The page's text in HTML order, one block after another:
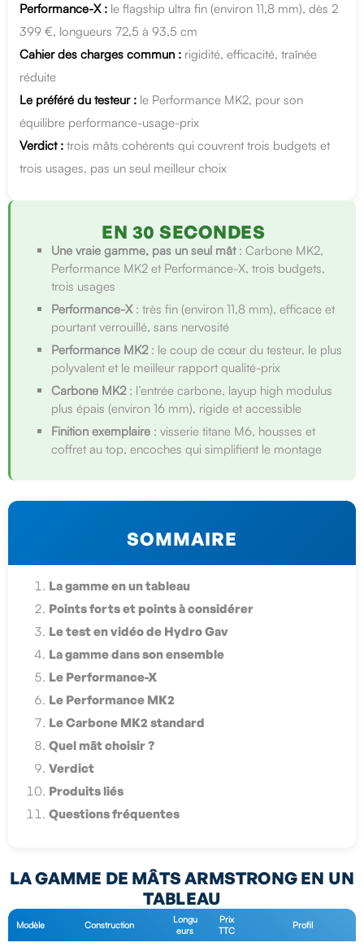
Performance-X : le flagship ultra fin (environ 11,8 mm), dès 2
399 €, longueurs 72,5 à 93,5 cm
Cahier des charges commun : rigidité, efficacité, traînée
réduite
Le préféré du testeur : le Performance MK2, pour son
équilibre performance-usage-prix
Verdict : trois mâts cohérents qui couvrent trois budgets et
trois usages, pas un seul meilleur choix
EN 30 SECONDES
Une vraie gamme, pas un seul mât: Carbone MK2,
Performance MK2 et Performance-X, trois budgets,
trois usages
Performance-X: très fin (environ 11,8 mm), efficace et
pourtant verrouillé, sans nervosité
Performance MK2: le coup de cœur du testeur, le plus
polyvalent et le meilleur rapport qualité-prix
Carbone MK2: l’entrée carbone, layup high modulus
plus épais (environ 16 mm), rigide et accessible
Finition exemplaire : visserie titane M6, housses et
coffret au top, encoches qui simplifient le montage
SOMMAIRE
La gamme en un tableau
Points forts et points à considérer
Le test en vidéo de Hydro Gav
La gamme dans son ensemble
Le Performance-X
Le Performance MK2
Le Carbone MK2 standard
Quel mât choisir ?
Verdict
Produits liés
Questions fréquentes
LA GAMME DE MÂTS ARMSTRONG EN UN
TABLEAU
Modèle Construction
Longu
eurs
Prix
TTC
Profil